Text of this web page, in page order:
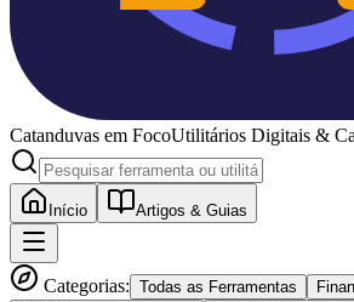
Catanduvas em FocoUtilitários Digitais &
Início Artigos & Guias
Categorias: Todas as Ferramentas